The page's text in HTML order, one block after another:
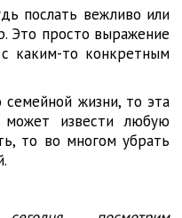
послать вежливо или
Это просто выражение
каким-то конкретным
жизни, то эта
может извести любую
то во многом убрать